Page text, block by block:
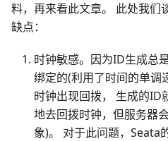
料，再来看此文章。 此处我们
缺点：
时钟敏感。因为ID生成总
绑定的(利用了时间的单调
时钟出现回拨， 生成的ID
地去回拨时钟，但服务器
象)。 对于此问题，Seata